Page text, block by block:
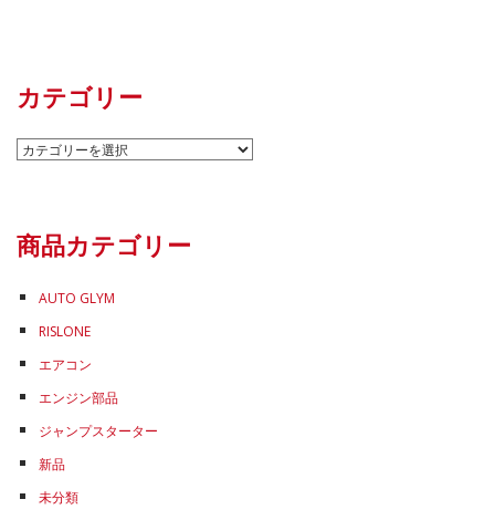
カテゴリー
カ
ー
商品カテゴリー
AUTO GLYM
RISLONE
エアコン
エンジン部品
ジャンプスターター
新品
未分類